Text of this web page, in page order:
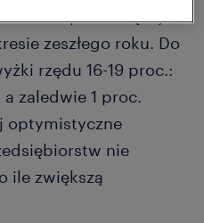
zeszłego roku. Do
rzędu 16-19 proc.:
zaledwie 1 proc.
optymistyczne
nie
ile zwiększą